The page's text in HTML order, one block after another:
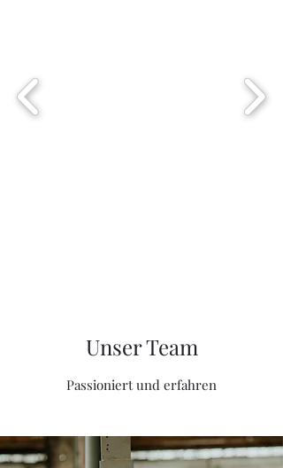
Unser Team
Passioniert und erfahren